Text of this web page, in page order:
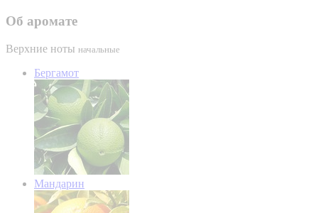
Об аромате
Верхние ноты начальные
Бергамот
Мандарин